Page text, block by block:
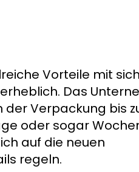
Vorteile mit
Das
Verpackung bis
oder sogar
auf die neuen
regeln.